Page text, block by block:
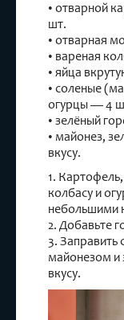
• отварной
шт.
• отварная
• вареная
• яйца
• соленые
огурцы — 4
• зелёный
• майонез,
вкусу.
1.
колбасу и
небольшими
2. Добавьте
3. Заправить
майонезом и
вкусу.